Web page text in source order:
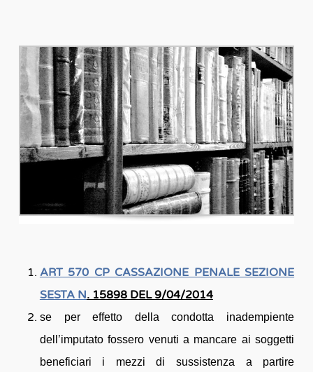
ART 570 CP CASSAZIONE PENALE SEZIONE
SESTA N. 15898 DEL 9/04/2014
se per effetto della condotta inadempiente
dell’imputato fossero venuti a mancare ai soggetti
beneficiari i mezzi di sussistenza a partire